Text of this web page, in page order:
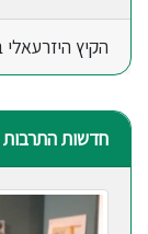
הקיץ
חדשות התרבות